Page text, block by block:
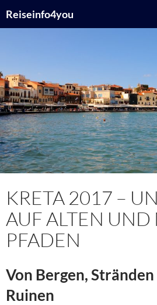
Inhalt
Reiseinfo4you
KRETA 2017 –
AUF ALTEN UND
PFADEN
Von Bergen,
Ruinen